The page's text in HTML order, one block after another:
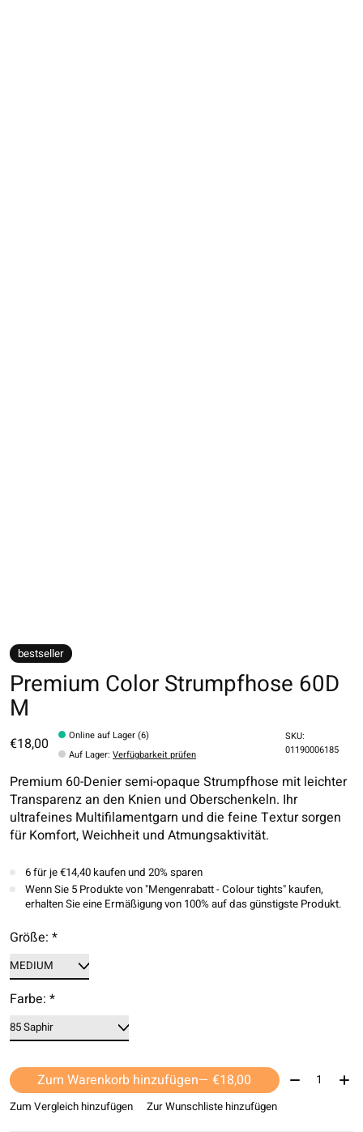
bestseller
Premium Color Strumpfhose 60D
M
€18,00
Online auf Lager (6)
Auf Lager:Verfügbarkeit prüfen
SKU:
01190006185
Premium 60-Denier semi-opaque Strumpfhose mit leichter
Transparenz an den Knien und Oberschenkeln. Ihr
ultrafeines Multifilamentgarn und die feine Textur sorgen
für Komfort, Weichheit und Atmungsaktivität.
6 für je €14,40 kaufen und 20% sparen
Wenn Sie 5 Produkte von "Mengenrabatt - Colour tights" kaufen,
erhalten Sie eine Ermäßigung von 100% auf das günstigste Produkt.
Größe: *
Farbe: *
Zum Warenkorb hinzufügen — €18,00 Menge:
Zum Vergleich hinzufügen Zur Wunschliste hinzufügen